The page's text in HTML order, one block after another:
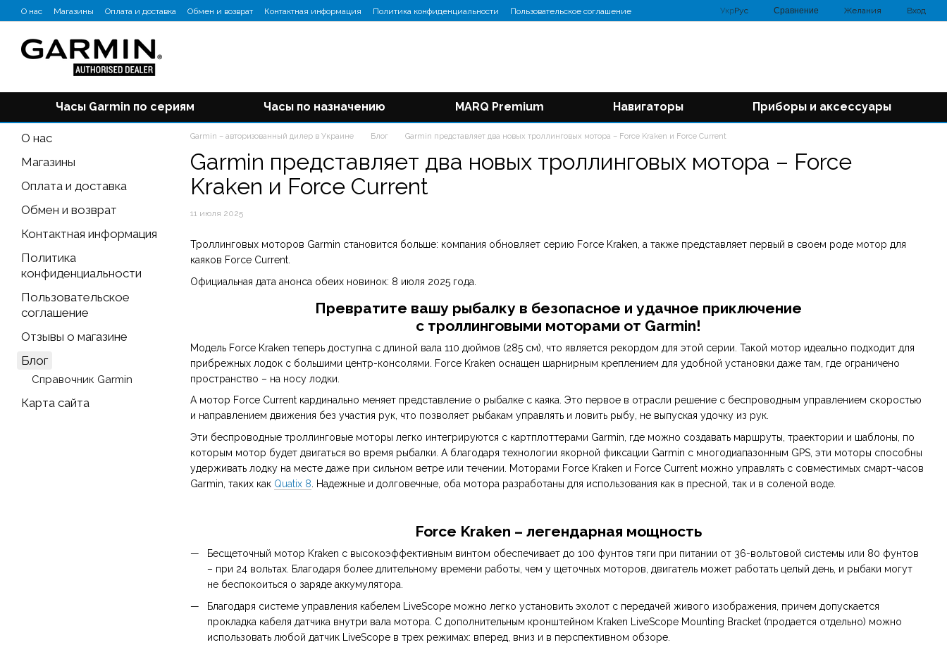
Перейти к основному контенту
О нас Магазины Оплата и доставка Обмен и возврат Контактная информация Политика конфиденциальности
Пользовательское соглашение
Отзывы о магазине
Блог
УкрРус Сравнение Желания Вход
Часы Garmin по сериям Часы по назначению MARQ Premium Навигаторы Приборы и аксессуары
Garmin – авторизованный дилер в Украине Блог Garmin представляет два новых троллинговых мотора – Force Kraken и Force Current
Garmin представляет два новых троллинговых мотора – Force
Kraken и Force Current
11 июля 2025
Троллинговых моторов Garmin становится больше: компания обновляет серию Force Kraken, а также представляет первый в своем роде мотор для
каяков Force Current.
Официальная дата анонса обеих новинок: 8 июля 2025 года.
Превратите вашу рыбалку в безопасное и удачное приключение
с троллинговыми моторами от Garmin!
Модель Force Kraken теперь доступна с длиной вала 110 дюймов (285 см), что является рекордом для этой серии. Такой мотор идеально подходит для
прибрежных лодок с большими центр-консолями. Force Kraken оснащен шарнирным креплением для удобной установки даже там, где ограничено
пространство – на носу лодки.
А мотор Force Current кардинально меняет представление о рыбалке с каяка. Это первое в отрасли решение с беспроводным управлением скоростью
и направлением движения без участия рук, что позволяет рыбакам управлять и ловить рыбу, не выпуская удочку из рук.
Эти беспроводные троллинговые моторы легко интегрируются с картплоттерами Garmin, где можно создавать маршруты, траектории и шаблоны, по
которым мотор будет двигаться во время рыбалки. А благодаря технологии якорной фиксации Garmin с многодиапазонным GPS, эти моторы способны
удерживать лодку на месте даже при сильном ветре или течении. Моторами Force Kraken и Force Current можно управлять с совместимых смарт-часов
Garmin, таких как Quatix 8 . Надежные и долговечные, оба мотора разработаны для использования как в пресной, так и в соленой воде.
Force Kraken – легендарная мощность
Бесщеточный мотор Kraken с высокоэффективным винтом обеспечивает до 100 фунтов тяги при питании от 36-вольтовой системы или 80 фунтов
– при 24 вольтах. Благодаря более длительному времени работы, чем у щеточных моторов, двигатель может работать целый день, и рыбаки могут
не беспокоиться о заряде аккумулятора.
Благодаря системе управления кабелем LiveScope можно легко установить эхолот с передачей живого изображения, причем допускается
прокладка кабеля датчика внутри вала мотора. С дополнительным кронштейном Kraken LiveScope Mounting Bracket (продается отдельно) можно
использовать любой датчик LiveScope в трех режимах: вперед, вниз и в перспективном обзоре.
О нас
Магазины
Оплата и доставка
Обмен и возврат
Контактная информация
Политика
конфиденциальности
Пользовательское
соглашение
Отзывы о магазине
Блог
Справочник Garmin
Карта сайта